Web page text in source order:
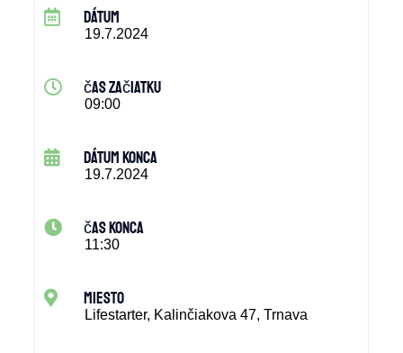
dátum
19.7.2024
čas začiatku
09:00
dátum konca
19.7.2024
čas konca
11:30
miesto
Lifestarter, Kalinčiakova 47, Trnava